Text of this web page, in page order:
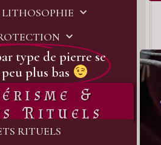
LITHOSOPHIE
type de pierre se
plus bas
&
Rituels
RITUELS